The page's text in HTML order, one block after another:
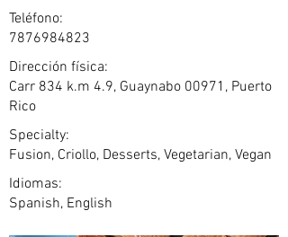
Teléfono:
7876984823
Dirección física:
Carr 834 k.m 4.9, Guaynabo 00971, Puerto
Rico
Specialty:
Fusion, Criollo, Desserts, Vegetarian, Vegan
Idiomas:
Spanish, English